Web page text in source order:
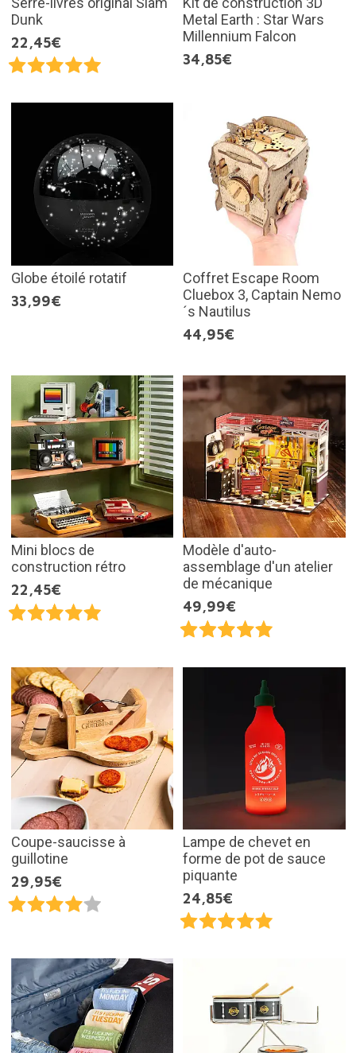
Dunk
22,45€
Metal Earth : Star Wars
Millennium Falcon
34,85€
Globe étoilé rotatif
33,99€
Coffret Escape Room
Cluebox 3, Captain Nemo
´s Nautilus
44,95€
Mini blocs de
construction rétro
22,45€
Modèle d'auto-
assemblage d'un atelier
de mécanique
49,99€
Coupe-saucisse à
guillotine
29,95€
Lampe de chevet en
forme de pot de sauce
piquante
24,85€